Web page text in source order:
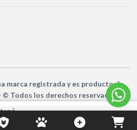
marca registrada y es productode
© Todos los derechos reservados
este
AÑADIR AL CARRITO